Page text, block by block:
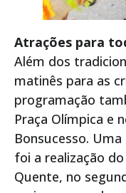
Atrações para
Além dos
matinês para as
programação
Praça Olímpica e
Bonsucesso.
foi a realização
Quente, no